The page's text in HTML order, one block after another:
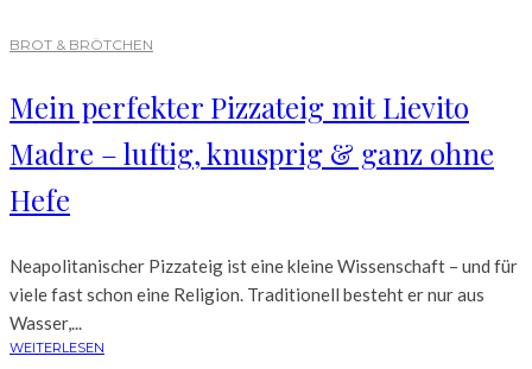
BROT & BRÖTCHEN
Mein perfekter Pizzateig mit Lievito
Madre – luftig, knusprig & ganz ohne
Hefe
Neapolitanischer Pizzateig ist eine kleine Wissenschaft – und für
viele fast schon eine Religion. Traditionell besteht er nur aus
Wasser,...
WEITERLESEN